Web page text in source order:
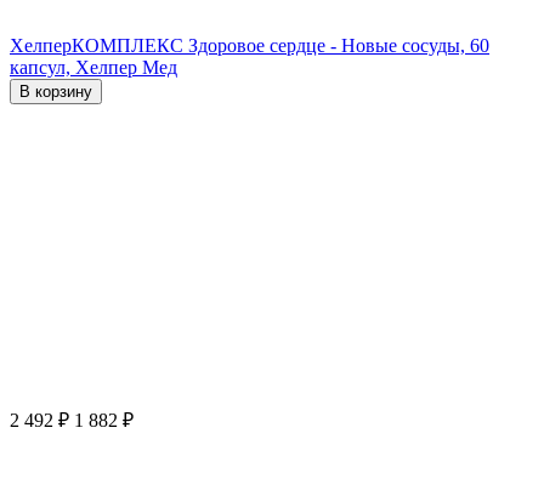
ХелперКОМПЛЕКС Здоровое сердце - Новые сосуды, 60
капсул, Хелпер Мед
В корзину
2 492 ₽ 1 882 ₽